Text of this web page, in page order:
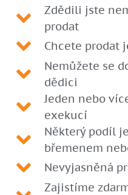
Zdědili jste
prodat
Chcete prodat
Nemůžete se
dědici
Jeden nebo
exekucí
Některý podíl
břemenem
Nevyjasněná
Zajistíme